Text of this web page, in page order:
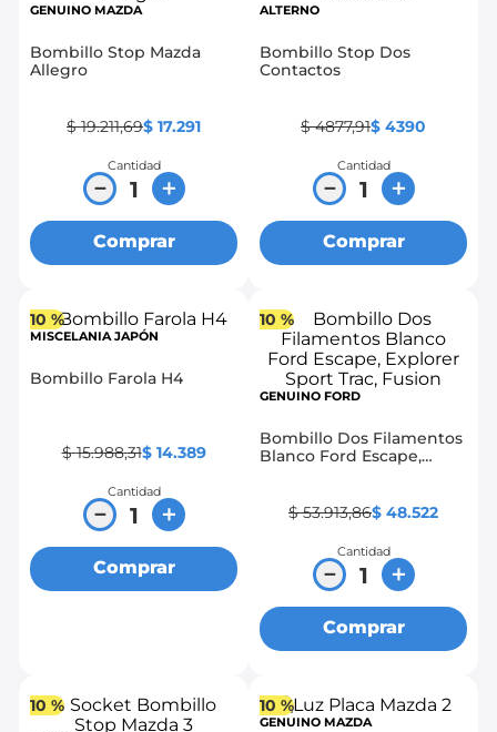
GENUINO MAZDA
Bombillo Stop Mazda
Allegro
$ 19.211,69$ 17.291
Cantidad
＋
－
Comprar
ALTERNO
Bombillo Stop Dos
Contactos
$ 4877,91$ 4390
Cantidad
＋
－
Comprar
10 %
MISCELANIA JAPÓN
Bombillo Farola H4
$ 15.988,31$ 14.389
Cantidad
＋
－
Comprar
10 %
GENUINO FORD
Bombillo Dos Filamentos
Blanco Ford Escape,
$ 53.913,86$ 48.522
Cantidad
＋
－
Comprar
10 % 10 %
GENUINO MAZDA